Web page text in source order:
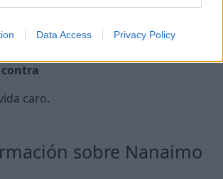
Data Access Privacy Policy
para ir de compras.
de alimentos y/o supermercados.
caro.
sobre Nanaimo